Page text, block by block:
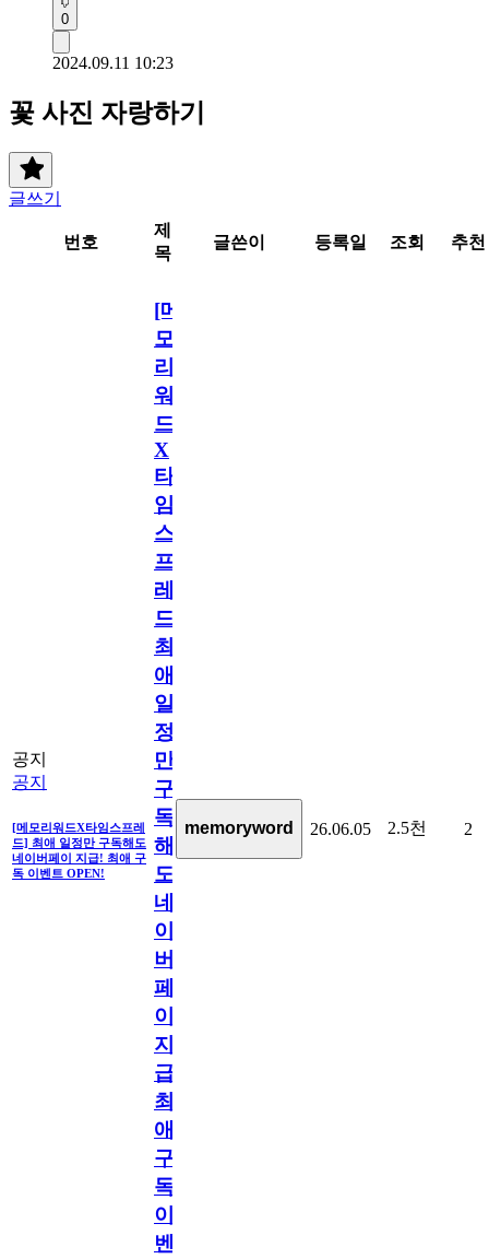
0
2024.09.11 10:23
꽃 사진 자랑하기
글쓰기
번호
제
목
글쓴이 등록일 조회 추천
공지
공지
[메모리워드X타임스프레
드] 최애 일정만 구독해도
네이버페이 지급! 최애 구
독 이벤트 OPEN!
[메
모
리
워
드
X
타
임
스
프
레
드]
최
애
일
정
만
구
독
해
도
네
이
버
페
이
지
급!
최
애
구
독
이
벤
memoryword 26.06.05 2.5천 2